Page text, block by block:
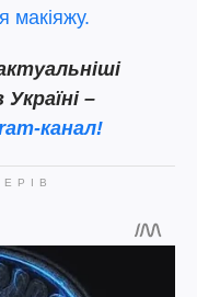
макіяжу.
–
канал!